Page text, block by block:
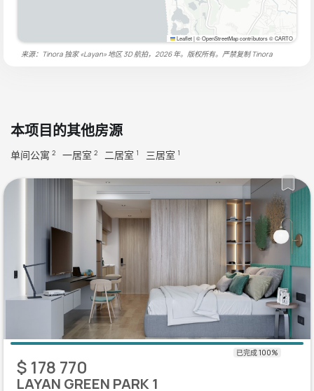
Leaflet|© OpenStreetMap contributors © CARTO
来源：Tinora 独家 «Layan» 地区 3D 航拍，2026 年。版权所有。严禁复制Tinora
本项目的其他房源
单间公寓 2 一居室 2 二居室 1 三居室 1
$ 178 770
LAYAN GREEN PARK 1